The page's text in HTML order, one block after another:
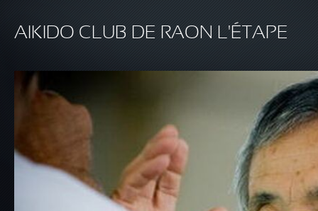
AIKIDO CLUB DE RAON L'ÉTAPE